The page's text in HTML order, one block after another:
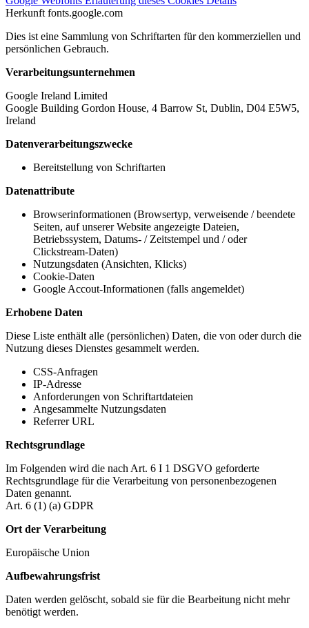
Herkunft fonts.google.com
Dies ist eine Sammlung von Schriftarten für den kommerziellen und
persönlichen Gebrauch.
Verarbeitungsunternehmen
Google Ireland Limited
Google Building Gordon House, 4 Barrow St, Dublin, D04 E5W5,
Ireland
Datenverarbeitungszwecke
Bereitstellung von Schriftarten
Datenattribute
Browserinformationen (Browsertyp, verweisende / beendete
Seiten, auf unserer Website angezeigte Dateien,
Betriebssystem, Datums- / Zeitstempel und / oder
Clickstream-Daten)
Nutzungsdaten (Ansichten, Klicks)
Cookie-Daten
Google Accout-Informationen (falls angemeldet)
Erhobene Daten
Diese Liste enthält alle (persönlichen) Daten, die von oder durch die
Nutzung dieses Dienstes gesammelt werden.
CSS-Anfragen
IP-Adresse
Anforderungen von Schriftartdateien
Angesammelte Nutzungsdaten
Referrer URL
Rechtsgrundlage
Im Folgenden wird die nach Art. 6 I 1 DSGVO geforderte
Rechtsgrundlage für die Verarbeitung von personenbezogenen
Daten genannt.
Art. 6 (1) (a) GDPR
Ort der Verarbeitung
Europäische Union
Aufbewahrungsfrist
Daten werden gelöscht, sobald sie für die Bearbeitung nicht mehr
benötigt werden.